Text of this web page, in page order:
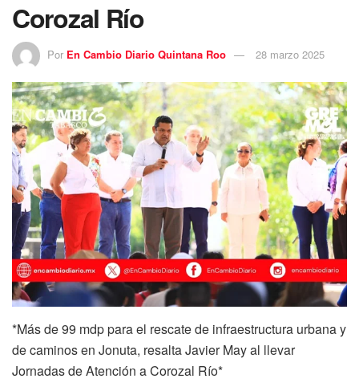
Corozal Río
Por En Cambio Diario Quintana Roo 28 marzo 2025
*Más de 99 mdp para el rescate de infraestructura urbana y
de caminos en Jonuta, resalta Javier May al llevar
Jornadas de Atención a Corozal Río*